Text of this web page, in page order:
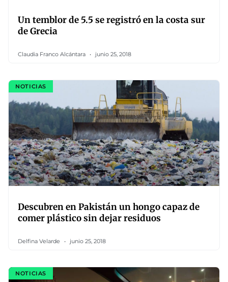
Un temblor de 5.5 se registró en la costa sur
de Grecia
Claudia Franco Alcántara junio 25, 2018
NOTICIAS
Descubren en Pakistán un hongo capaz de
comer plástico sin dejar residuos
Delfina Velarde junio 25, 2018
NOTICIAS